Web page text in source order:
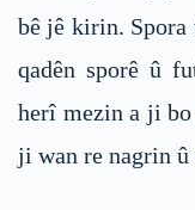
bê jê kirin.
qadên sporê û
herî mezin a ji bo
ji wan re nagrin û